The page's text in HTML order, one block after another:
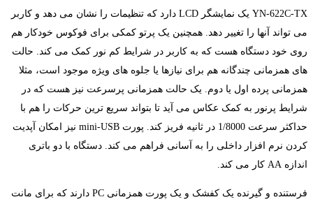
YN-622C-TX یک نمایشگر LCD دارد که تنظیمات را نشان می دهد و کاربر
می تواند آنها را تغییر دهد. همچنین یک پرتو کمکی برای فوکوس خودکار هم
روی خود دستگاه هست که به کاربر در شرایط کم نور کمک می کند. حالت
های همزمانی چندگانه هم برای نیازها یا جلوه های ویژه موجود است، مثلا
همزمانی پرده اول یا دوم. یک حالت همزمانی پرسرعت نیز هست که در
شرایط پرنور به کمک عکاس می آید تا بتواند سریع ترین حرکات را هم با
حداکثر سرعت 1/8000 در ثانیه فریز کند. پورت mini-USB نیز امکان آپدیت
کردن نرم افزار داخلی را به آسانی فراهم می کند. دستگاه با دو باتری
اندازه AA کار می کند.
فرستنده و گیرنده یک کفشک و یک پورت همزمانی PC دارند که برای مانت